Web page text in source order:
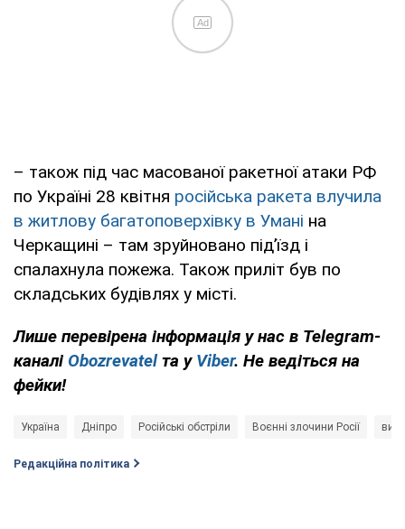
Ad
– також під час масованої ракетної атаки РФ
по Україні 28 квітня російська ракета влучила
в житлову багатоповерхівку в Умані на
Черкащині – там зруйновано під’їзд і
спалахнула пожежа. Також приліт був по
складських будівлях у місті.
Лише перевірена інформація у нас в Telegram-
каналі Obozrevatelта у Viber. Не ведіться на
фейки!
Україна Дніпро Російські обстріли Воєнні злочини Росії
Редакційна політика